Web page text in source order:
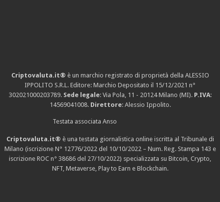
Criptovaluta.it® è un marchio registrato di proprietà della ALESSIO
IPPOLITO S.R.L. Editore: Marchio Depositato il 15/12/2021 n°
302021000203789. Sede legale: Via Pola, 11 - 20124 Milano (MI). P.IVA:
14569041008. Direttore: Alessio Ippolito.
Testata associata Anso
Criptovaluta.it® è una testata giornalistica online iscritta al Tribunale di
Milano (iscrizione N° 12776/2022 del 10/10/2022 – Num. Reg. Stampa 143 e
iscrizione ROC n° 38686 del 27/10/2022) specializzata su Bitcoin, Crypto,
NFT, Metaverse, Play to Earn e Blockchain.